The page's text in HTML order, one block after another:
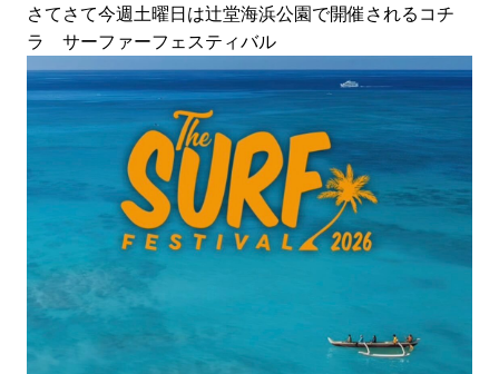
さてさて今週土曜日は辻堂海浜公園で開催されるコチ
ラ サーファーフェスティバル